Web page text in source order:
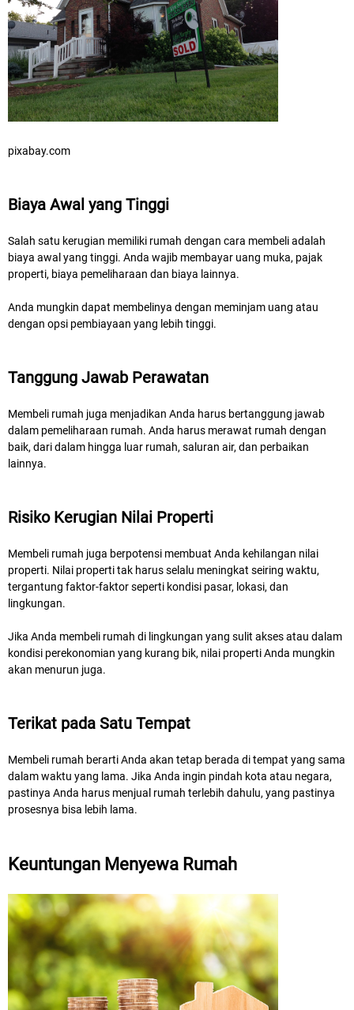
pixabay.com
Biaya Awal yang Tinggi
Salah satu kerugian memiliki rumah dengan cara membeli adalah
biaya awal yang tinggi. Anda wajib membayar uang muka, pajak
properti, biaya pemeliharaan dan biaya lainnya.
Anda mungkin dapat membelinya dengan meminjam uang atau
dengan opsi pembiayaan yang lebih tinggi.
Tanggung Jawab Perawatan
Membeli rumah juga menjadikan Anda harus bertanggung jawab
dalam pemeliharaan rumah. Anda harus merawat rumah dengan
baik, dari dalam hingga luar rumah, saluran air, dan perbaikan
lainnya.
Risiko Kerugian Nilai Properti
Membeli rumah juga berpotensi membuat Anda kehilangan nilai
properti. Nilai properti tak harus selalu meningkat seiring waktu,
tergantung faktor-faktor seperti kondisi pasar, lokasi, dan
lingkungan.
Jika Anda membeli rumah di lingkungan yang sulit akses atau dalam
kondisi perekonomian yang kurang bik, nilai properti Anda mungkin
akan menurun juga.
Terikat pada Satu Tempat
Membeli rumah berarti Anda akan tetap berada di tempat yang sama
dalam waktu yang lama. Jika Anda ingin pindah kota atau negara,
pastinya Anda harus menjual rumah terlebih dahulu, yang pastinya
prosesnya bisa lebih lama.
Keuntungan Menyewa Rumah